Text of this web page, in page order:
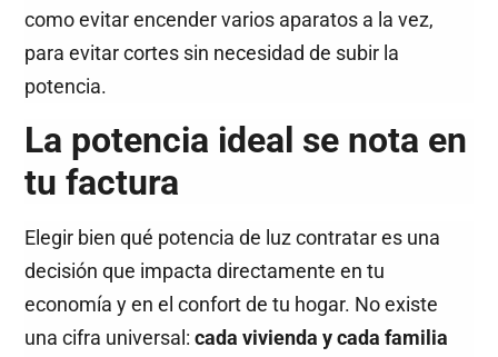
como evitar encender varios aparatos a la vez,
para evitar cortes sin necesidad de subir la
potencia.
La potencia ideal se nota en
tu factura
Elegir bien qué potencia de luz contratar es una
decisión que impacta directamente en tu
economía y en el confort de tu hogar. No existe
una cifra universal:cada vivienda y cada familia